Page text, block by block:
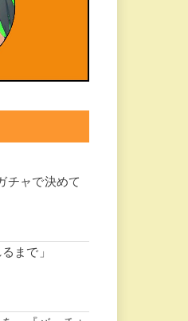
チャで決めて
まで」